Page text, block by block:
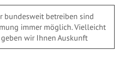
bundesweit betreiben sind
immer möglich. Vielleicht
wir Ihnen Auskunft